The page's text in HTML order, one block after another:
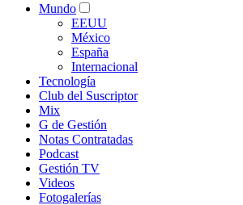
Mundo
EEUU
México
España
Internacional
Tecnología
Club del Suscriptor
Mix
G de Gestión
Notas Contratadas
Podcast
Gestión TV
Videos
Fotogalerías